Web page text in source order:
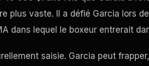
plus vaste. Il a défié Garcia lors
dans lequel le boxeur entrerait
saisie. Garcia peut